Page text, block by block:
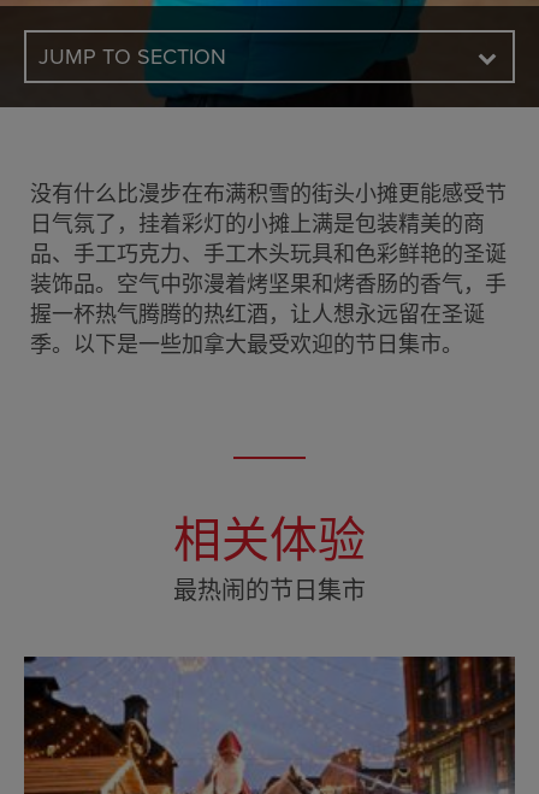
JUMP TO SECTION
没有什么比漫步在布满积雪的街头小摊更能感受节
日气氛了，挂着彩灯的小摊上满是包装精美的商
品、手工巧克力、手工木头玩具和色彩鲜艳的圣诞
装饰品。空气中弥漫着烤坚果和烤香肠的香气，手
握一杯热气腾腾的热红酒，让人想永远留在圣诞
季。以下是一些加拿大最受欢迎的节日集市。
相关体验
最热闹的节日集市